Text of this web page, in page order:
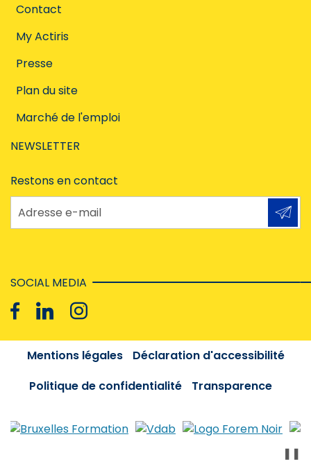
Contact
My Actiris
Presse
Plan du site
Marché de l'emploi
NEWSLETTER
Restons en contact
Adresse e-mail
SOCIAL MEDIA
Mentions légales
Déclaration d'accessibilité
Politique de confidentialité
Transparence
❚❚